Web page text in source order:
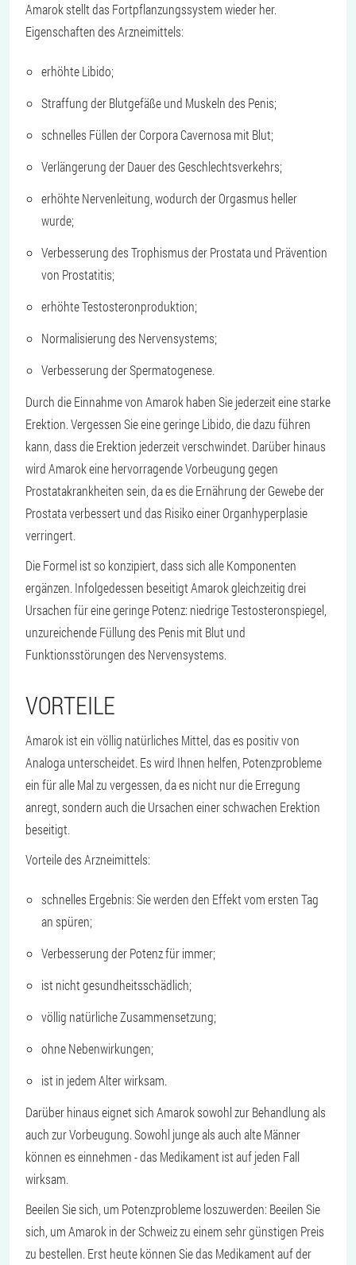
Amarok stellt das Fortpflanzungssystem wieder her.
Eigenschaften des Arzneimittels:
erhöhte Libido;
Straffung der Blutgefäße und Muskeln des Penis;
schnelles Füllen der Corpora Cavernosa mit Blut;
Verlängerung der Dauer des Geschlechtsverkehrs;
erhöhte Nervenleitung, wodurch der Orgasmus heller
wurde;
Verbesserung des Trophismus der Prostata und Prävention
von Prostatitis;
erhöhte Testosteronproduktion;
Normalisierung des Nervensystems;
Verbesserung der Spermatogenese.
Durch die Einnahme von Amarok haben Sie jederzeit eine starke
Erektion. Vergessen Sie eine geringe Libido, die dazu führen
kann, dass die Erektion jederzeit verschwindet. Darüber hinaus
wird Amarok eine hervorragende Vorbeugung gegen
Prostatakrankheiten sein, da es die Ernährung der Gewebe der
Prostata verbessert und das Risiko einer Organhyperplasie
verringert.
Die Formel ist so konzipiert, dass sich alle Komponenten
ergänzen. Infolgedessen beseitigt Amarok gleichzeitig drei
Ursachen für eine geringe Potenz: niedrige Testosteronspiegel,
unzureichende Füllung des Penis mit Blut und
Funktionsstörungen des Nervensystems.
VORTEILE
Amarok ist ein völlig natürliches Mittel, das es positiv von
Analoga unterscheidet. Es wird Ihnen helfen, Potenzprobleme
ein für alle Mal zu vergessen, da es nicht nur die Erregung
anregt, sondern auch die Ursachen einer schwachen Erektion
beseitigt.
Vorteile des Arzneimittels:
schnelles Ergebnis: Sie werden den Effekt vom ersten Tag
an spüren;
Verbesserung der Potenz für immer;
ist nicht gesundheitsschädlich;
völlig natürliche Zusammensetzung;
ohne Nebenwirkungen;
ist in jedem Alter wirksam.
Darüber hinaus eignet sich Amarok sowohl zur Behandlung als
auch zur Vorbeugung. Sowohl junge als auch alte Männer
können es einnehmen - das Medikament ist auf jeden Fall
wirksam.
Beeilen Sie sich, um Potenzprobleme loszuwerden: Beeilen Sie
sich, um Amarok in der Schweiz zu einem sehr günstigen Preis
zu bestellen. Erst heute können Sie das Medikament auf der